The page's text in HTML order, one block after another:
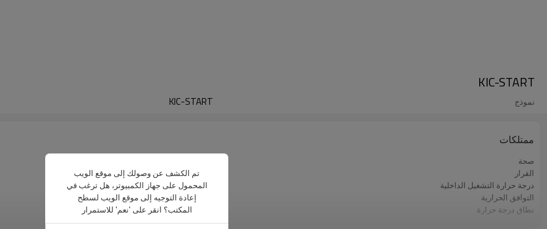
KIC-START
نموذج KIC-START
ممتلكات
صحة
القرار متغير 0.3 إلى 0.1 درجة مئوية
درجة حرارة التشغيل الداخلية
التوافق الحرارية اكتب K ، 6 TCs
نطاق درجة حرارة
9V البطارية القلوية رؤية المزيد
تم الكشف عن وصولك إلى موقع الويب
المحمول على جهاز الكمبيوتر، هل ترغب في
إعادة التوجيه إلى موقع الويب لسطح
المكتب؟ انقر على 'نعم' للاستمرار